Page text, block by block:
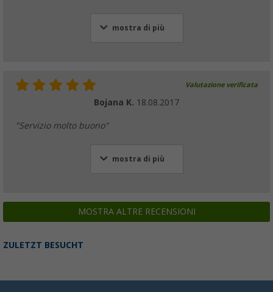
mostra di più
Valutazione verificata
Bojana K. 18.08.2017
"Servizio molto buono"
mostra di più
MOSTRA ALTRE RECENSIONI
ZULETZT BESUCHT